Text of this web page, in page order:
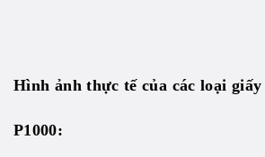
Hình ảnh thực tế của các loại
P1000: